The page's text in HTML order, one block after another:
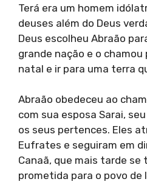
Terá era um homem
deuses além do Deus
Deus escolheu Abraão
grande nação e o
natal e ir para uma terra
Abraão obedeceu ao
com sua esposa Sarai,
os seus pertences. Eles
Eufrates e seguiram em
Canaã, que mais tarde se
prometida para o povo de